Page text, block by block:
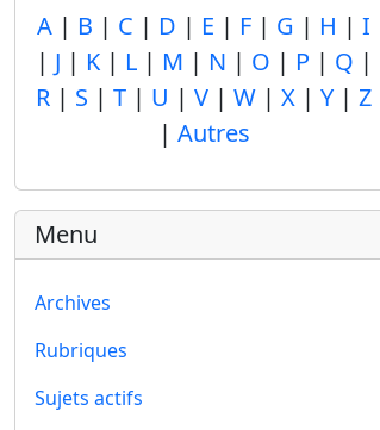
A | B | C | D | E | F | G | H | I
| J | K| L| M | N | O | P | Q |
R | S | T | U | V | W | X | Y | Z
| Autres
Menu
Archives
Rubriques
Sujets actifs